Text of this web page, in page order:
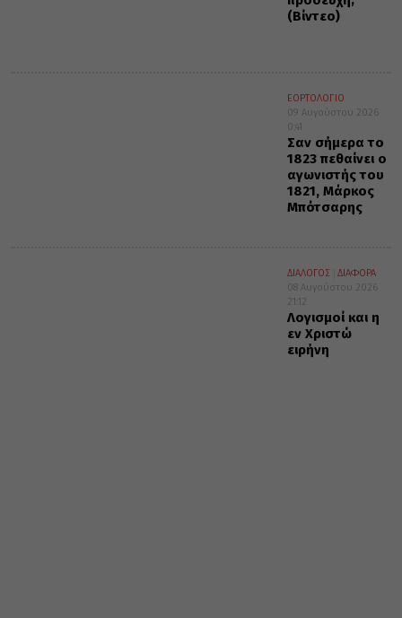
(Βίντεο)
ΕΟΡΤΟΛΟΓΙΟ
09 Αυγούστου 2026
0:41
Σαν σήμερα το
1823 πεθαίνει ο
αγωνιστής του
1821, Μάρκος
Μπότσαρης
ΔΙΑΛΟΓΟΣ
ΔΙΑΦΟΡΑ
08 Αυγούστου 2026
21:12
Λογισμοί και η
εν Χριστώ
ειρήνη